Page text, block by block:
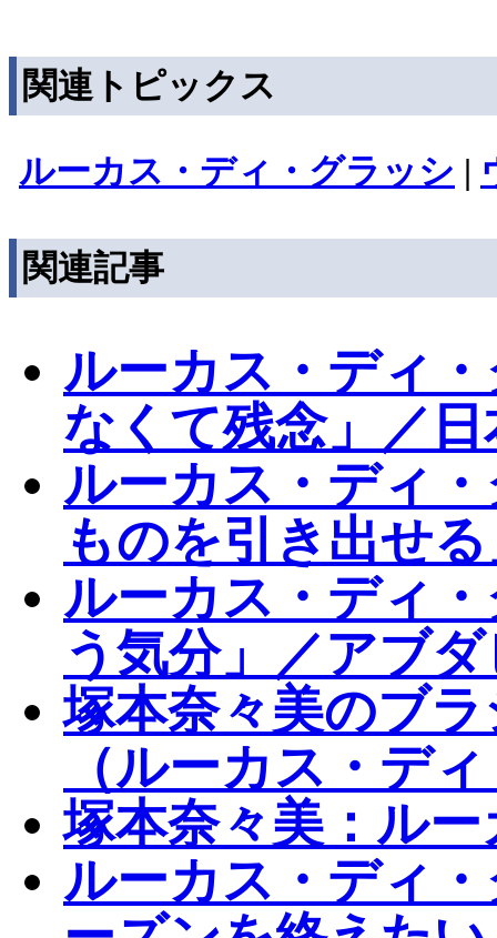
関連トピックス
ルーカス・ディ・グラッシ |
関連記事
ルーカス・ディ
なくて残念」／
ルーカス・ディ
ものを引き出せ
ルーカス・ディ
う気分」／アブ
塚本奈々美のブ
（ルーカス・デ
塚本奈々美：ル
ルーカス・ディ